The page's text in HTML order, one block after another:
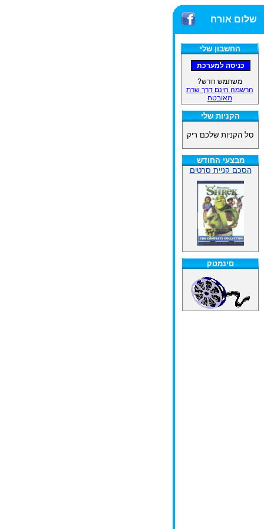
שלום אורח
החשבון שלי
משתמש חדש?
הרשמה חינם דרך שרת
מאובטח
הקניות שלי
סל הקניות שלכם ריק
מבצעי החודש
הסכם קניית סרטים
סינמטק